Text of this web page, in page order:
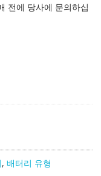
전에 당사에 문의하십
, 배터리 유형